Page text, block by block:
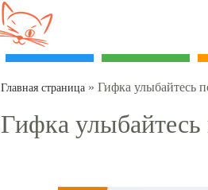
Главная страница » Гифка улыбайтесь
Гифка